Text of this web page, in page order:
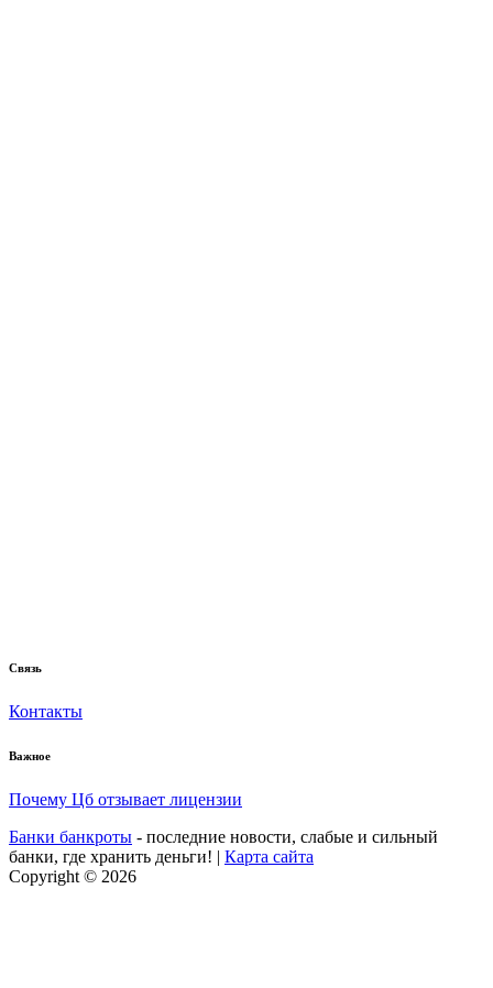
Связь
Контакты
Важное
Почему Цб отзывает лицензии
Банки банкроты - последние новости, слабые и сильный
банки, где хранить деньги! | Карта сайта
Copyright © 2026